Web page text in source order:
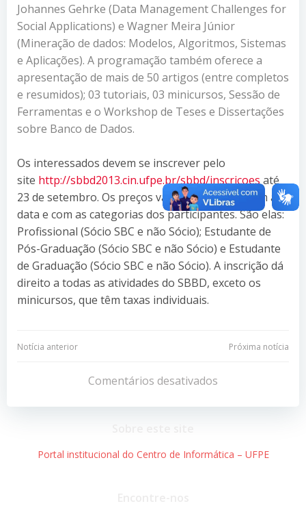
Johannes Gehrke (Data Management Challenges for
Social Applications) e Wagner Meira Júnior
(Mineração de dados: Modelos, Algoritmos, Sistemas
e Aplicações). A programação também oferece a
apresentação de mais de 50 artigos (entre completos
e resumidos); 03 tutoriais, 03 minicursos, Sessão de
Ferramentas e o Workshop de Teses e Dissertações
sobre Banco de Dados.
Os interessados devem se inscrever pelo
site http://sbbd2013.cin.ufpe.br/sbbd/inscricoesaté
23 de setembro. Os preços variam de acordo com a
data e com as categorias dos participantes. São elas:
Profissional (Sócio SBC e não Sócio); Estudante de
Pós-Graduação (Sócio SBC e não Sócio) e Estudante
de Graduação (Sócio SBC e não Sócio). A inscrição dá
direito a todas as atividades do SBBD, exceto os
minicursos, que têm taxas individuais.
Navegação
Post
Notícia anterior
Navegação
de
Post
Próxima notícia
Comentários desativados
Portal institucional do Centro de Informática – UFPE